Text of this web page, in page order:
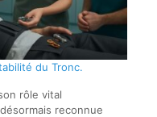
du Tronc.
rôle vital
reconnue